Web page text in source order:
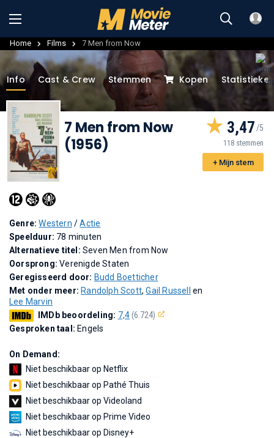
Home Films 7 Men from Now
Info Cast & Crew Stemmen Kopen
7 Men from Now
(1956)
3,47
118 stemmen
+ Mijn stem
Genre:Western /Actie
Speelduur: 78 minuten
Alternatieve titel: Seven Men from Now
Oorsprong:Verenigde Staten
Geregisseerd door: Budd Boetticher
Met onder meer: Randolph Scott,Gail Russell
en
Lee Marvin
IMDb beoordeling: 7,4(6.724)
Gesproken taal: Engels
On Demand:
Niet beschikbaar op Netflix
Niet beschikbaar op Pathé Thuis
Niet beschikbaar op Videoland
Niet beschikbaar op Prime Video
Niet beschikbaar op Disney+